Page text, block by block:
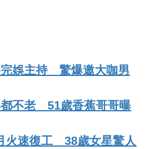
娛主持 驚爆邀大咖男
都不老 51歲香蕉哥哥曝
火速復工 38歲女星驚人